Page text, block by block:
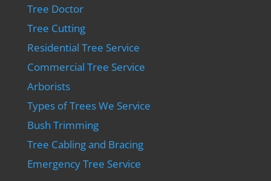
Tree Doctor
Tree Cutting
Residential Tree Service
Commercial Tree Service
Arborists
Types of Trees We Service
Bush Trimming
Tree Cabling and Bracing
Emergency Tree Service